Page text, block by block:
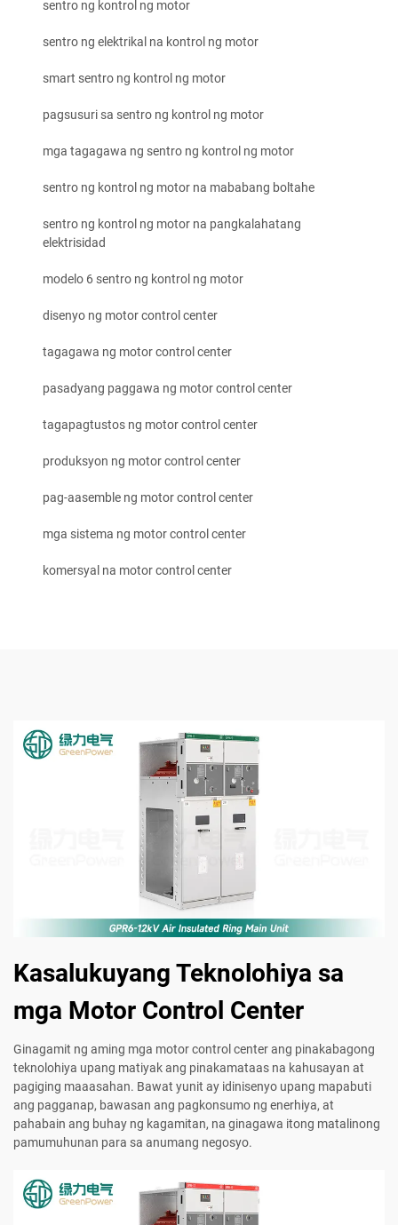
sentro ng kontrol ng motor
sentro ng elektrikal na kontrol ng motor
smart sentro ng kontrol ng motor
pagsusuri sa sentro ng kontrol ng motor
mga tagagawa ng sentro ng kontrol ng motor
sentro ng kontrol ng motor na mababang boltahe
sentro ng kontrol ng motor na pangkalahatang
elektrisidad
modelo 6 sentro ng kontrol ng motor
disenyo ng motor control center
tagagawa ng motor control center
pasadyang paggawa ng motor control center
tagapagtustos ng motor control center
produksyon ng motor control center
pag-aasemble ng motor control center
mga sistema ng motor control center
komersyal na motor control center
Kasalukuyang Teknolohiya sa
mga Motor Control Center
Ginagamit ng aming mga motor control center ang pinakabagong
teknolohiya upang matiyak ang pinakamataas na kahusayan at
pagiging maaasahan. Bawat yunit ay idinisenyo upang mapabuti
ang pagganap, bawasan ang pagkonsumo ng enerhiya, at
pahabain ang buhay ng kagamitan, na ginagawa itong matalinong
pamumuhunan para sa anumang negosyo.